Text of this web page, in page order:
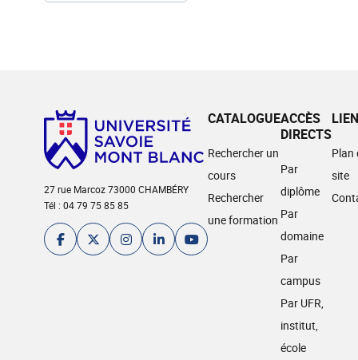
27 rue Marcoz 73000 CHAMBÉRY
Tél : 04 79 75 85 85
CATALOGUE
Rechercher un
cours
Rechercher
une formation
ACCÈS
DIRECTS
Par
diplôme
Par
domaine
Par
campus
Par UFR,
institut,
école
Plan
site